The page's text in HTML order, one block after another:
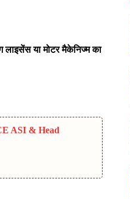
लाइसेंस या मोटर मैकेनिज्म का
ASI & Head